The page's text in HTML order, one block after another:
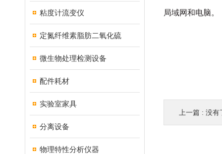
粘度计流变仪
定氮纤维素脂肪二氧化硫
微生物处理检测设备
配件耗材
实验室家具
分离设备
物理特性分析仪器
局域网和电脑。
上一篇 : 没有